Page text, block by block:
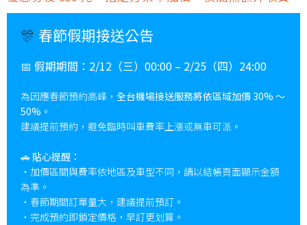
🎊 春節假期接送公告
📅 假期期間： 2/12（三）00:00 – 2/25（四）24:00
為因應春節預約高峰， 全台機場接送服務將依區域加價 30% ～
50% 。
建議提前預約，避免臨時叫車費率上漲或無車可派。
🚗 貼心提醒：
・加價區間與費率依地區及車型不同，請以結帳頁面顯示金額
為準。
・春節期間訂單量大，建議提前預訂。
・完成預約即鎖定價格，早訂更划算。